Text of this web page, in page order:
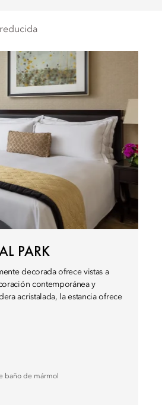
PARK
decorada ofrece vistas a
contemporánea y
acristalada, la estancia ofrece
baño de mármol